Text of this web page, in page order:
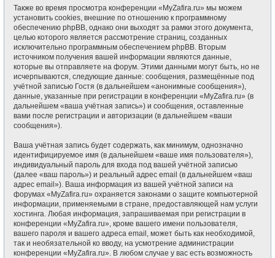
Также во время просмотра конференции «MyZafira.ru» мы можем
установить cookies, внешние по отношению к программному
обеспечению phpBB, однако они выходят за рамки этого документа,
целью которого является рассмотрение страниц, созданных
исключительно программным обеспечением phpBB. Вторым
источником получения вашей информации являются данные,
которые вы отправляете на форум. Этими данными могут быть, но не
исчерпываются, следующие данные: сообщения, размещённые под
учётной записью Гостя (в дальнейшем «анонимные сообщения»),
данные, указанные при регистрации в конференции «MyZafira.ru» (в
дальнейшем «ваша учётная запись») и сообщения, оставленные
вами после регистрации и авторизации (в дальнейшем «ваши
сообщения»).
Ваша учётная запись будет содержать, как минимум, однозначно
идентифицируемое имя (в дальнейшем «ваше имя пользователя»),
индивидуальный пароль для входа под вашей учётной записью
(далее «ваш пароль») и реальный адрес email (в дальнейшем «ваш
адрес email»). Ваша информация из вашей учётной записи на
форумах «MyZafira.ru» охраняется законами о защите компьютерной
информации, применяемыми в стране, предоставляющей нам услуги
хостинга. Любая информация, запрашиваемая при регистрации в
конференции «MyZafira.ru», кроме вашего имени пользователя,
вашего пароля и вашего адреса email, может быть как необходимой,
так и необязательной ко вводу, на усмотрение администрации
конференции «MyZafira.ru». В любом случае у вас есть возможность